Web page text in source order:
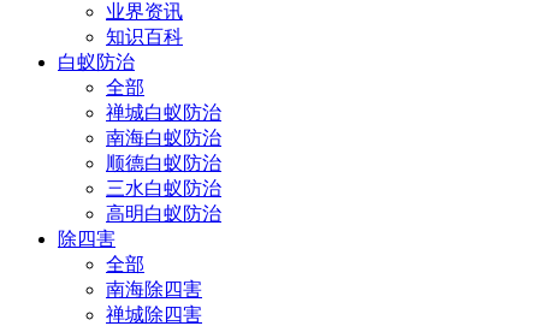
业界资讯
知识百科
白蚁防治
全部
禅城白蚁防治
南海白蚁防治
顺德白蚁防治
三水白蚁防治
高明白蚁防治
除四害
全部
南海除四害
禅城除四害